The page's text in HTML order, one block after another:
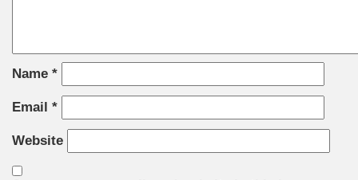
Name *
Email *
Website